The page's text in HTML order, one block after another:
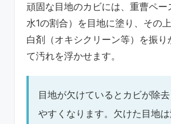
頑固な目地のカビには、重曹ペー
水1の割合）を目地に塗り、その
白剤（オキシクリーン等）を振り
て汚れを浮かせます。
目地が欠けているとカビが除
やすくなります。欠けた目地